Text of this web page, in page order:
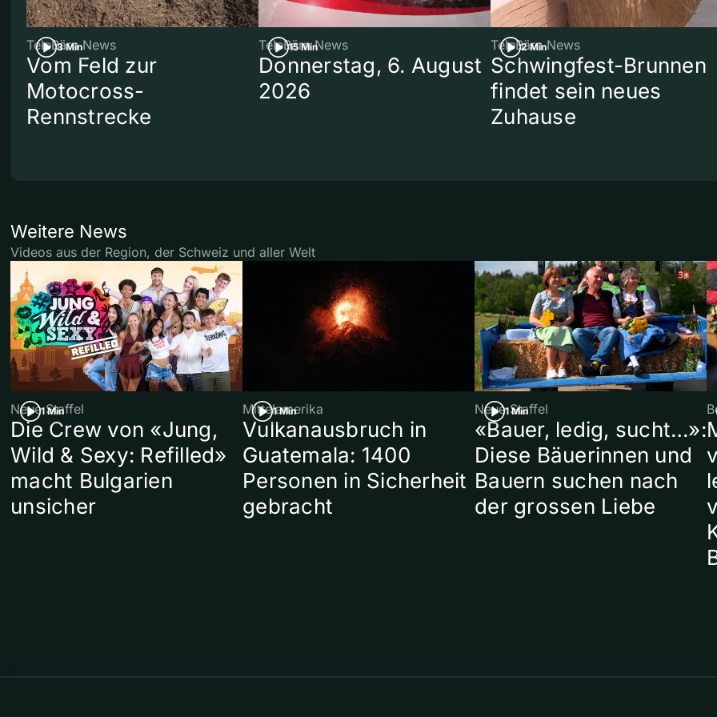
3 Min
TeleBärn News
Vom Feld zur
Motocross-
Rennstrecke
15 Min
TeleBärn News
Donnerstag, 6. August
2026
2 Min
TeleBärn News
Schwingfest-Brunnen
findet sein neues
Zuhause
Weitere News
Videos aus der Region, der Schweiz und aller Welt
1 Min
Neue Staffel
Die Crew von «Jung,
Wild & Sexy: Refilled»
macht Bulgarien
unsicher
1 Min
Mittelamerika
Vulkanausbruch in
Guatemala: 1400
Personen in Sicherheit
gebracht
1 Min
Neue Staffel
«Bauer, ledig, sucht…»:
Diese Bäuerinnen und
Bauern suchen nach
der grossen Liebe